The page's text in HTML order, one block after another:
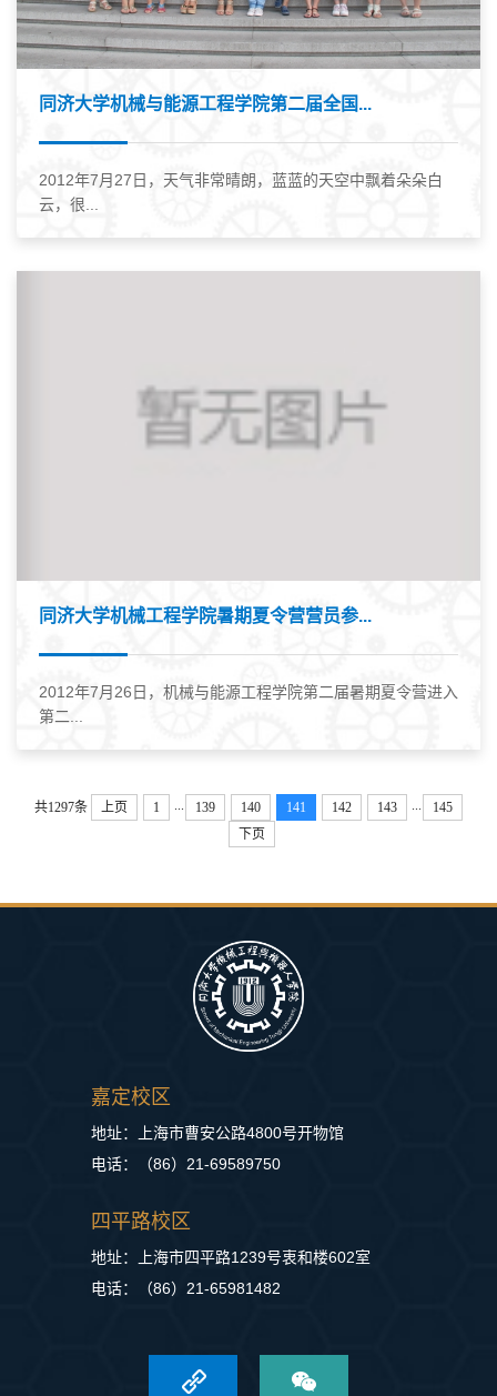
同济大学机械与能源工程学院第二届全国...
2012年7月27日，天气非常晴朗，蓝蓝的天空中飘着朵朵白
云，很...
同济大学机械工程学院暑期夏令营营员参...
2012年7月26日，机械与能源工程学院第二届暑期夏令营进入
第二...
共1297条 上页 1 ... 139 140 141 142 143 ...
145
下页
嘉定校区
地址：上海市曹安公路4800号开物馆
电话：（86）21-69589750
四平路校区
地址：上海市四平路1239号衷和楼602室
电话：（86）21-65981482